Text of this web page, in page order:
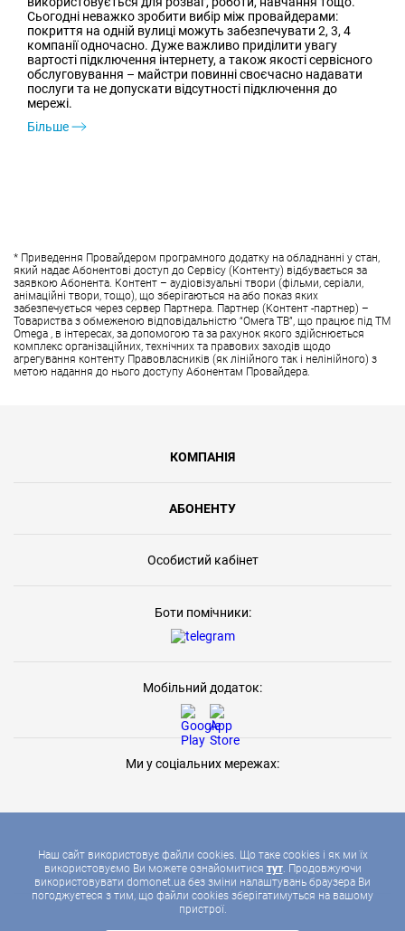
Наш сайт використовує файли cookies. Що таке cookies і як ми їх
використовуємо Ви можете ознайомитися тут. Продовжуючи
використовувати domonet.ua без зміни налаштувань браузера Ви
погоджуєтеся з тим, що файли cookies зберігатимуться на вашому
пристрої.
Сьогодні неважко зробити вибір між провайдерами:
покриття на одній вулиці можуть забезпечувати 2, 3, 4
компанії одночасно. Дуже важливо приділити увагу
вартості підключення інтернету, а також якості сервісного
обслуговування – майстри повинні своєчасно надавати
послуги та не допускати відсутності підключення до
мережі.
Більше
* Приведення Провайдером програмного додатку на обладнанні у стан,
який надає Абонентові доступ до Сервісу (Контенту) відбувається за
заявкою Абонента. Контент – аудіовізуальні твори (фільми, серіали,
анімаційні твори, тощо), що зберігаються на або показ яких
забезпечується через сервер Партнера. Партнер (Контент -партнер) –
Товариства з обмеженою відповідальністю “Омега ТВ”, що працює під ТМ
Omega , в інтересах, за допомогою та за рахунок якого здійснюється
комплекс організаційних, технічних та правових заходів щодо
агрегування контенту Правовласників (як лінійного так і нелінійного) з
метою надання до нього доступу Абонентам Провайдера.
КОМПАНІЯ
АБОНЕНТУ
Особистий кабінет
Боти помічники:
Мобільний додаток:
Ми у соціальних мережах:
2026 © ДОМОНЕТ, УСІ ПРАВА ЗАХИЩЕНІ